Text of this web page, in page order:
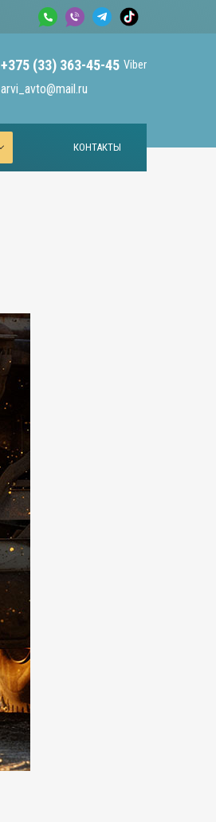
+375 (33) 363-45-45 Viber
arvi_avto@mail.ru
КОНТАКТЫ